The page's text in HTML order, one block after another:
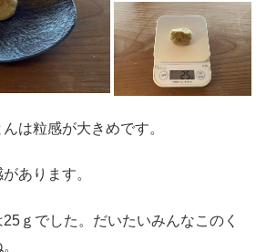
は粒感が大きめです。
あります。
ｇでした。だいたいみんなこのく